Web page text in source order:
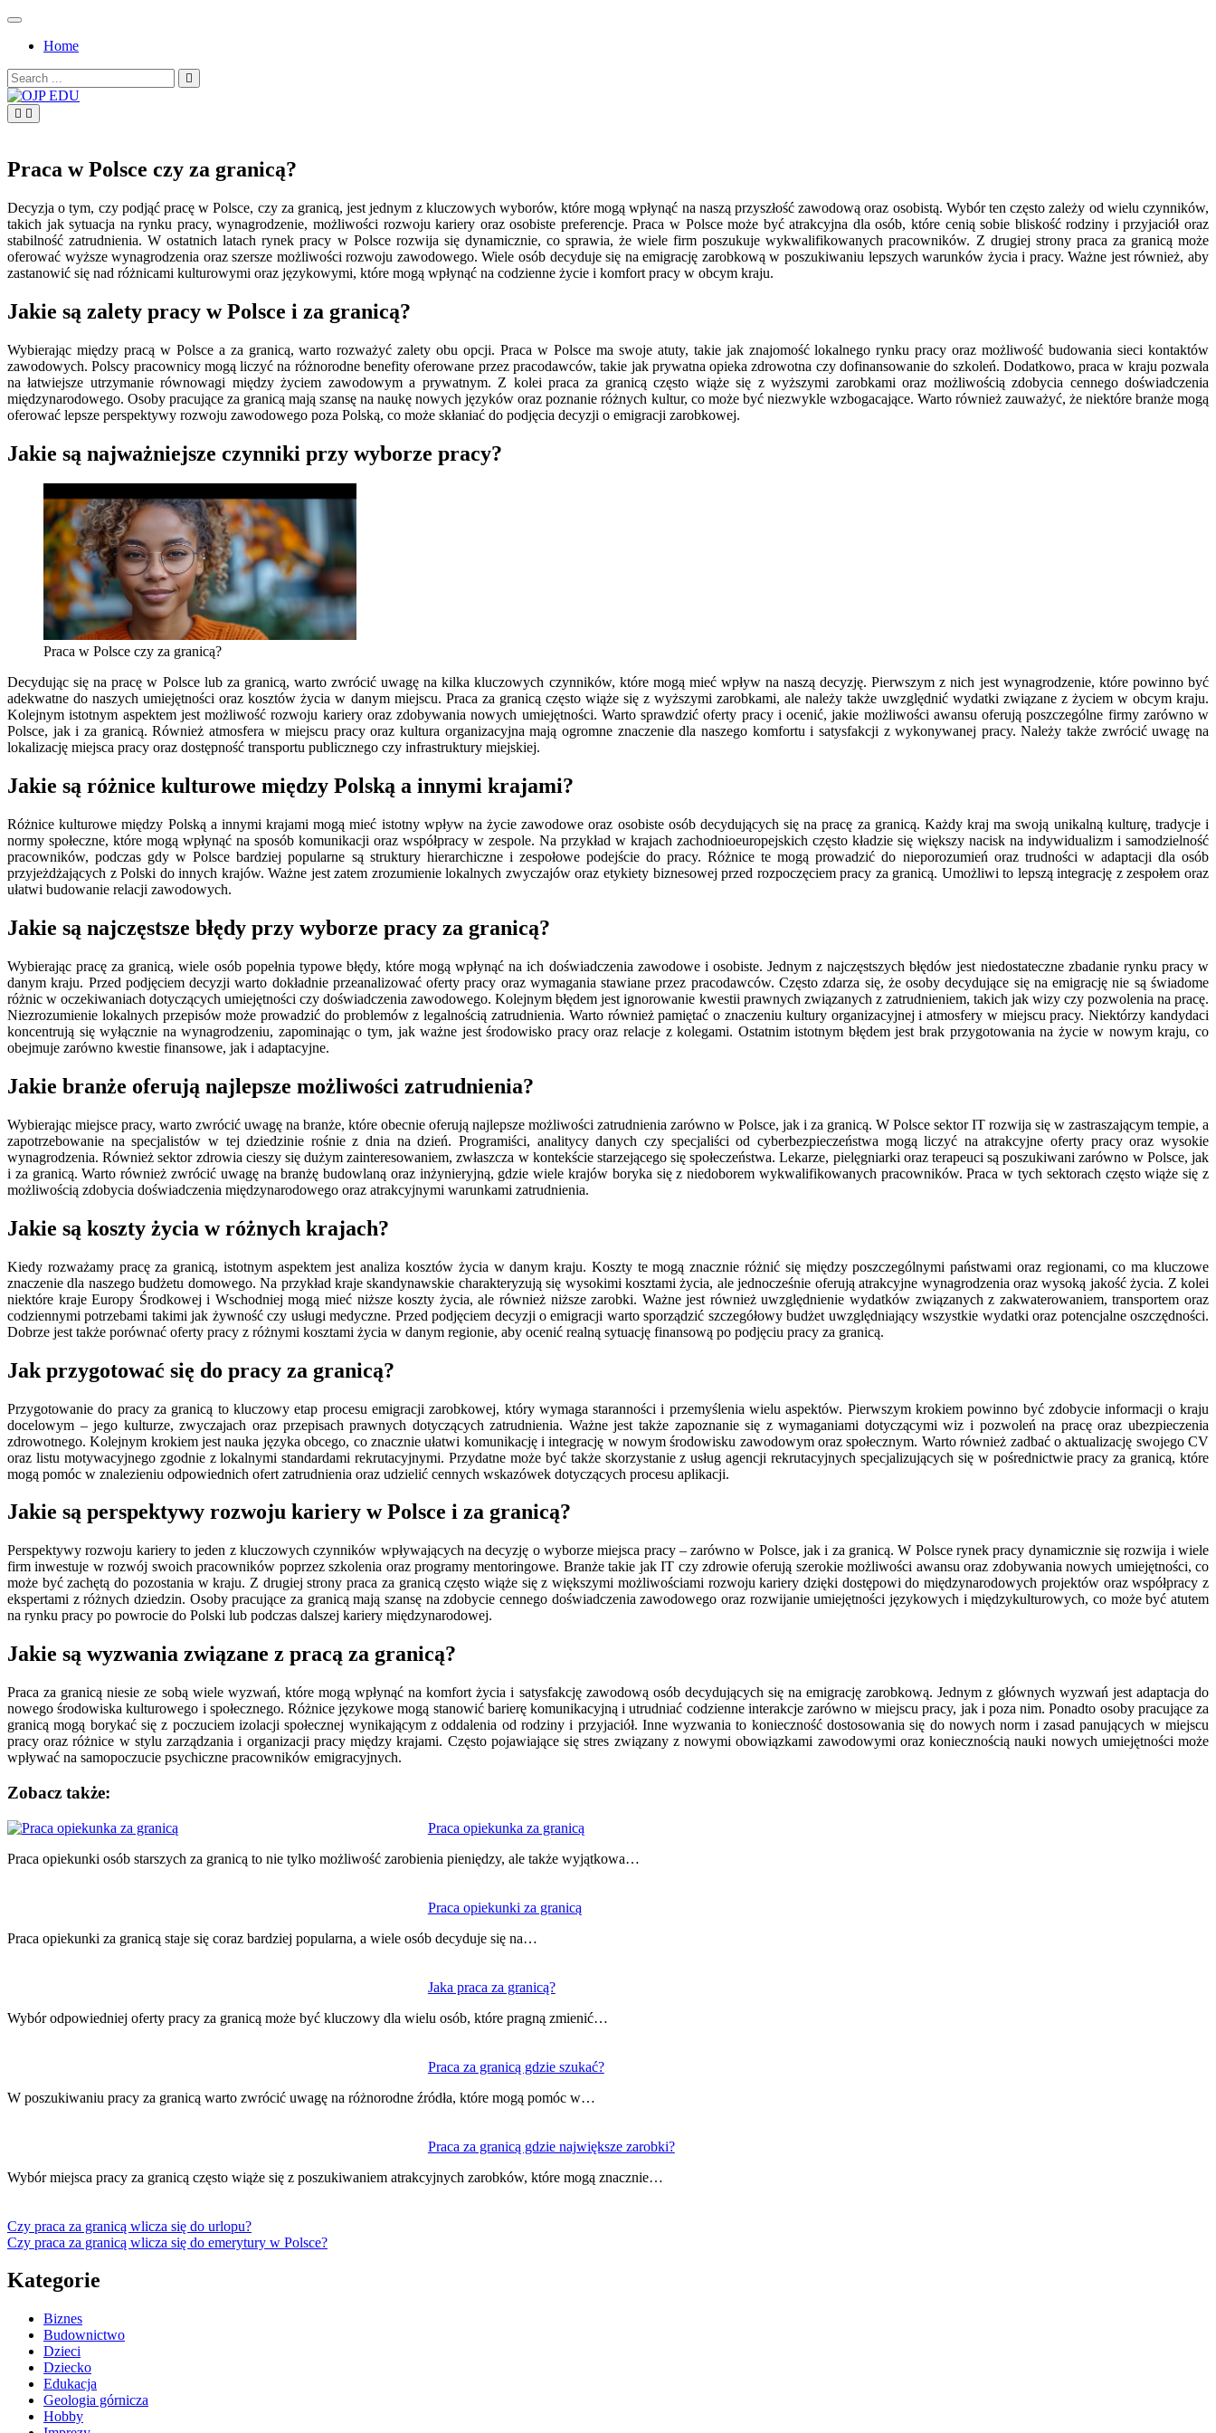
Skip
contentHome
Search
for:
Praca w Polsce czy za granicą?
Decyzja o tym, czy podjąć pracę w Polsce, czy za granicą, jest jednym z kluczowych wyborów, które mogą wpłynąć na naszą przyszłość zawodową oraz osobistą. Wybór ten często zależy od wielu czynników,
takich jak sytuacja na rynku pracy, wynagrodzenie, możliwości rozwoju kariery oraz osobiste preferencje. Praca w Polsce może być atrakcyjna dla osób, które cenią sobie bliskość rodziny i przyjaciół oraz
stabilność zatrudnienia. W ostatnich latach rynek pracy w Polsce rozwija się dynamicznie, co sprawia, że wiele firm poszukuje wykwalifikowanych pracowników. Z drugiej strony praca za granicą może
oferować wyższe wynagrodzenia oraz szersze możliwości rozwoju zawodowego. Wiele osób decyduje się na emigrację zarobkową w poszukiwaniu lepszych warunków życia i pracy. Ważne jest również, aby
zastanowić się nad różnicami kulturowymi oraz językowymi, które mogą wpłynąć na codzienne życie i komfort pracy w obcym kraju.
Jakie są zalety pracy w Polsce i za granicą?
Wybierając między pracą w Polsce a za granicą, warto rozważyć zalety obu opcji. Praca w Polsce ma swoje atuty, takie jak znajomość lokalnego rynku pracy oraz możliwość budowania sieci kontaktów
zawodowych. Polscy pracownicy mogą liczyć na różnorodne benefity oferowane przez pracodawców, takie jak prywatna opieka zdrowotna czy dofinansowanie do szkoleń. Dodatkowo, praca w kraju pozwala
na łatwiejsze utrzymanie równowagi między życiem zawodowym a prywatnym. Z kolei praca za granicą często wiąże się z wyższymi zarobkami oraz możliwością zdobycia cennego doświadczenia
międzynarodowego. Osoby pracujące za granicą mają szansę na naukę nowych języków oraz poznanie różnych kultur, co może być niezwykle wzbogacające. Warto również zauważyć, że niektóre branże mogą
oferować lepsze perspektywy rozwoju zawodowego poza Polską, co może skłaniać do podjęcia decyzji o emigracji zarobkowej.
Jakie są najważniejsze czynniki przy wyborze pracy?
Praca w Polsce czy za granicą?
Decydując się na pracę w Polsce lub za granicą, warto zwrócić uwagę na kilka kluczowych czynników, które mogą mieć wpływ na naszą decyzję. Pierwszym z nich jest wynagrodzenie, które powinno być
adekwatne do naszych umiejętności oraz kosztów życia w danym miejscu. Praca za granicą często wiąże się z wyższymi zarobkami, ale należy także uwzględnić wydatki związane z życiem w obcym kraju.
Kolejnym istotnym aspektem jest możliwość rozwoju kariery oraz zdobywania nowych umiejętności. Warto sprawdzić oferty pracy i ocenić, jakie możliwości awansu oferują poszczególne firmy zarówno w
Polsce, jak i za granicą. Również atmosfera w miejscu pracy oraz kultura organizacyjna mają ogromne znaczenie dla naszego komfortu i satysfakcji z wykonywanej pracy. Należy także zwrócić uwagę na
lokalizację miejsca pracy oraz dostępność transportu publicznego czy infrastruktury miejskiej.
Jakie są różnice kulturowe między Polską a innymi krajami?
Różnice kulturowe między Polską a innymi krajami mogą mieć istotny wpływ na życie zawodowe oraz osobiste osób decydujących się na pracę za granicą. Każdy kraj ma swoją unikalną kulturę, tradycje i
normy społeczne, które mogą wpłynąć na sposób komunikacji oraz współpracy w zespole. Na przykład w krajach zachodnioeuropejskich często kładzie się większy nacisk na indywidualizm i samodzielność
pracowników, podczas gdy w Polsce bardziej popularne są struktury hierarchiczne i zespołowe podejście do pracy. Różnice te mogą prowadzić do nieporozumień oraz trudności w adaptacji dla osób
przyjeżdżających z Polski do innych krajów. Ważne jest zatem zrozumienie lokalnych zwyczajów oraz etykiety biznesowej przed rozpoczęciem pracy za granicą. Umożliwi to lepszą integrację z zespołem oraz
ułatwi budowanie relacji zawodowych.
Jakie są najczęstsze błędy przy wyborze pracy za granicą?
Wybierając pracę za granicą, wiele osób popełnia typowe błędy, które mogą wpłynąć na ich doświadczenia zawodowe i osobiste. Jednym z najczęstszych błędów jest niedostateczne zbadanie rynku pracy w
danym kraju. Przed podjęciem decyzji warto dokładnie przeanalizować oferty pracy oraz wymagania stawiane przez pracodawców. Często zdarza się, że osoby decydujące się na emigrację nie są świadome
różnic w oczekiwaniach dotyczących umiejętności czy doświadczenia zawodowego. Kolejnym błędem jest ignorowanie kwestii prawnych związanych z zatrudnieniem, takich jak wizy czy pozwolenia na pracę.
Niezrozumienie lokalnych przepisów może prowadzić do problemów z legalnością zatrudnienia. Warto również pamiętać o znaczeniu kultury organizacyjnej i atmosfery w miejscu pracy. Niektórzy kandydaci
koncentrują się wyłącznie na wynagrodzeniu, zapominając o tym, jak ważne jest środowisko pracy oraz relacje z kolegami. Ostatnim istotnym błędem jest brak przygotowania na życie w nowym kraju, co
obejmuje zarówno kwestie finansowe, jak i adaptacyjne.
Jakie branże oferują najlepsze możliwości zatrudnienia?
Wybierając miejsce pracy, warto zwrócić uwagę na branże, które obecnie oferują najlepsze możliwości zatrudnienia zarówno w Polsce, jak i za granicą. W Polsce sektor IT rozwija się w zastraszającym tempie, a
zapotrzebowanie na specjalistów w tej dziedzinie rośnie z dnia na dzień. Programiści, analitycy danych czy specjaliści od cyberbezpieczeństwa mogą liczyć na atrakcyjne oferty pracy oraz wysokie
wynagrodzenia. Również sektor zdrowia cieszy się dużym zainteresowaniem, zwłaszcza w kontekście starzejącego się społeczeństwa. Lekarze, pielęgniarki oraz terapeuci są poszukiwani zarówno w Polsce, jak
i za granicą. Warto również zwrócić uwagę na branżę budowlaną oraz inżynieryjną, gdzie wiele krajów boryka się z niedoborem wykwalifikowanych pracowników. Praca w tych sektorach często wiąże się z
możliwością zdobycia doświadczenia międzynarodowego oraz atrakcyjnymi warunkami zatrudnienia.
Jakie są koszty życia w różnych krajach?
Kiedy rozważamy pracę za granicą, istotnym aspektem jest analiza kosztów życia w danym kraju. Koszty te mogą znacznie różnić się między poszczególnymi państwami oraz regionami, co ma kluczowe
znaczenie dla naszego budżetu domowego. Na przykład kraje skandynawskie charakteryzują się wysokimi kosztami życia, ale jednocześnie oferują atrakcyjne wynagrodzenia oraz wysoką jakość życia. Z kolei
niektóre kraje Europy Środkowej i Wschodniej mogą mieć niższe koszty życia, ale również niższe zarobki. Ważne jest również uwzględnienie wydatków związanych z zakwaterowaniem, transportem oraz
codziennymi potrzebami takimi jak żywność czy usługi medyczne. Przed podjęciem decyzji o emigracji warto sporządzić szczegółowy budżet uwzględniający wszystkie wydatki oraz potencjalne oszczędności.
Dobrze jest także porównać oferty pracy z różnymi kosztami życia w danym regionie, aby ocenić realną sytuację finansową po podjęciu pracy za granicą.
Jak przygotować się do pracy za granicą?
Przygotowanie do pracy za granicą to kluczowy etap procesu emigracji zarobkowej, który wymaga staranności i przemyślenia wielu aspektów. Pierwszym krokiem powinno być zdobycie informacji o kraju
docelowym – jego kulturze, zwyczajach oraz przepisach prawnych dotyczących zatrudnienia. Ważne jest także zapoznanie się z wymaganiami dotyczącymi wiz i pozwoleń na pracę oraz ubezpieczenia
zdrowotnego. Kolejnym krokiem jest nauka języka obcego, co znacznie ułatwi komunikację i integrację w nowym środowisku zawodowym oraz społecznym. Warto również zadbać o aktualizację swojego CV
oraz listu motywacyjnego zgodnie z lokalnymi standardami rekrutacyjnymi. Przydatne może być także skorzystanie z usług agencji rekrutacyjnych specjalizujących się w pośrednictwie pracy za granicą, które
mogą pomóc w znalezieniu odpowiednich ofert zatrudnienia oraz udzielić cennych wskazówek dotyczących procesu aplikacji.
Jakie są perspektywy rozwoju kariery w Polsce i za granicą?
Perspektywy rozwoju kariery to jeden z kluczowych czynników wpływających na decyzję o wyborze miejsca pracy – zarówno w Polsce, jak i za granicą. W Polsce rynek pracy dynamicznie się rozwija i wiele
firm inwestuje w rozwój swoich pracowników poprzez szkolenia oraz programy mentoringowe. Branże takie jak IT czy zdrowie oferują szerokie możliwości awansu oraz zdobywania nowych umiejętności, co
może być zachętą do pozostania w kraju. Z drugiej strony praca za granicą często wiąże się z większymi możliwościami rozwoju kariery dzięki dostępowi do międzynarodowych projektów oraz współpracy z
ekspertami z różnych dziedzin. Osoby pracujące za granicą mają szansę na zdobycie cennego doświadczenia zawodowego oraz rozwijanie umiejętności językowych i międzykulturowych, co może być atutem
na rynku pracy po powrocie do Polski lub podczas dalszej kariery międzynarodowej.
Jakie są wyzwania związane z pracą za granicą?
Praca za granicą niesie ze sobą wiele wyzwań, które mogą wpłynąć na komfort życia i satysfakcję zawodową osób decydujących się na emigrację zarobkową. Jednym z głównych wyzwań jest adaptacja do
nowego środowiska kulturowego i społecznego. Różnice językowe mogą stanowić barierę komunikacyjną i utrudniać codzienne interakcje zarówno w miejscu pracy, jak i poza nim. Ponadto osoby pracujące za
granicą mogą borykać się z poczuciem izolacji społecznej wynikającym z oddalenia od rodziny i przyjaciół. Inne wyzwania to konieczność dostosowania się do nowych norm i zasad panujących w miejscu
pracy oraz różnice w stylu zarządzania i organizacji pracy między krajami. Często pojawiające się stres związany z nowymi obowiązkami zawodowymi oraz koniecznością nauki nowych umiejętności może
wpływać na samopoczucie psychiczne pracowników emigracyjnych.
Zobacz także:
Praca opiekunka za granicą
Praca opiekunki osób starszych za granicą to nie tylko możliwość zarobienia pieniędzy, ale także wyjątkowa…
Praca opiekunki za granicą
Praca opiekunki za granicą staje się coraz bardziej popularna, a wiele osób decyduje się na…
Jaka praca za granicą?
Wybór odpowiedniej oferty pracy za granicą może być kluczowy dla wielu osób, które pragną zmienić…
Praca za granicą gdzie szukać?
W poszukiwaniu pracy za granicą warto zwrócić uwagę na różnorodne źródła, które mogą pomóc w…
Praca za granicą gdzie największe zarobki?
Wybór miejsca pracy za granicą często wiąże się z poszukiwaniem atrakcyjnych zarobków, które mogą znacznie…
Nawigacja
wpisu
Czy praca za granicą wlicza się do urlopu?
Czy praca za granicą wlicza się do emerytury w Polsce?
Kategorie
Biznes
Budownictwo
Dzieci
Dziecko
Edukacja
Geologia górnicza
Hobby